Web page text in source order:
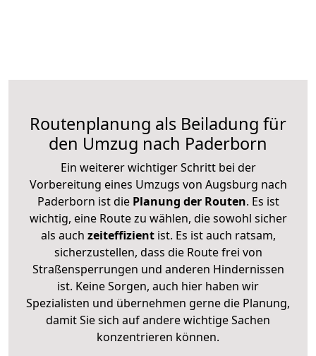
Routenplanung als Beiladung für
den Umzug nach Paderborn
Ein weiterer wichtiger Schritt bei der
Vorbereitung eines Umzugs von Augsburg nach
Paderborn ist diePlanung der Routen. Es ist
wichtig, eine Route zu wählen, die sowohl sicher
als auch zeiteffizientist. Es ist auch ratsam,
sicherzustellen, dass die Route frei von
Straßensperrungen und anderen Hindernissen
ist. Keine Sorgen, auch hier haben wir
Spezialisten und übernehmen gerne die Planung,
damit Sie sich auf andere wichtige Sachen
konzentrieren können.